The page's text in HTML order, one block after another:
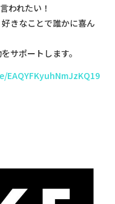
われたい！
きなことで誰かに喜ん
サポートします。